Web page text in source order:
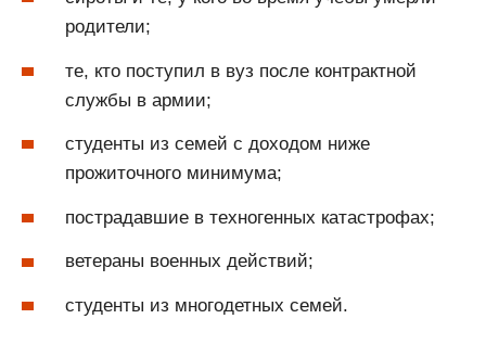
родители;
те, кто поступил в вуз после контрактной
службы в армии;
студенты из семей с доходом ниже
прожиточного минимума;
пострадавшие в техногенных катастрофах;
ветераны военных действий;
студенты из многодетных семей.